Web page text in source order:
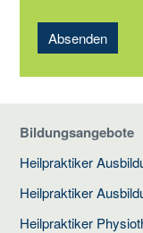
Absenden
Bildungsangebote
Heilpraktiker
Heilpraktiker
Heilpraktiker